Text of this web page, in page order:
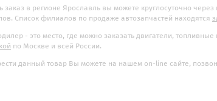
заказ в регионе Ярославль вы можете круглосуточно
Список филиалов по продаже автозапчастей находятся
- это место, где можно заказать двигатели,
по Москве и всей России.
данный товар Вы можете на нашем on-line сайте,